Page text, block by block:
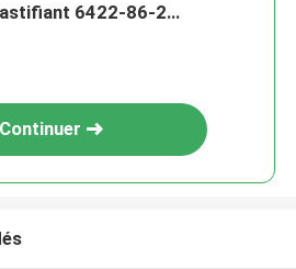
6422-86-2
Continuer